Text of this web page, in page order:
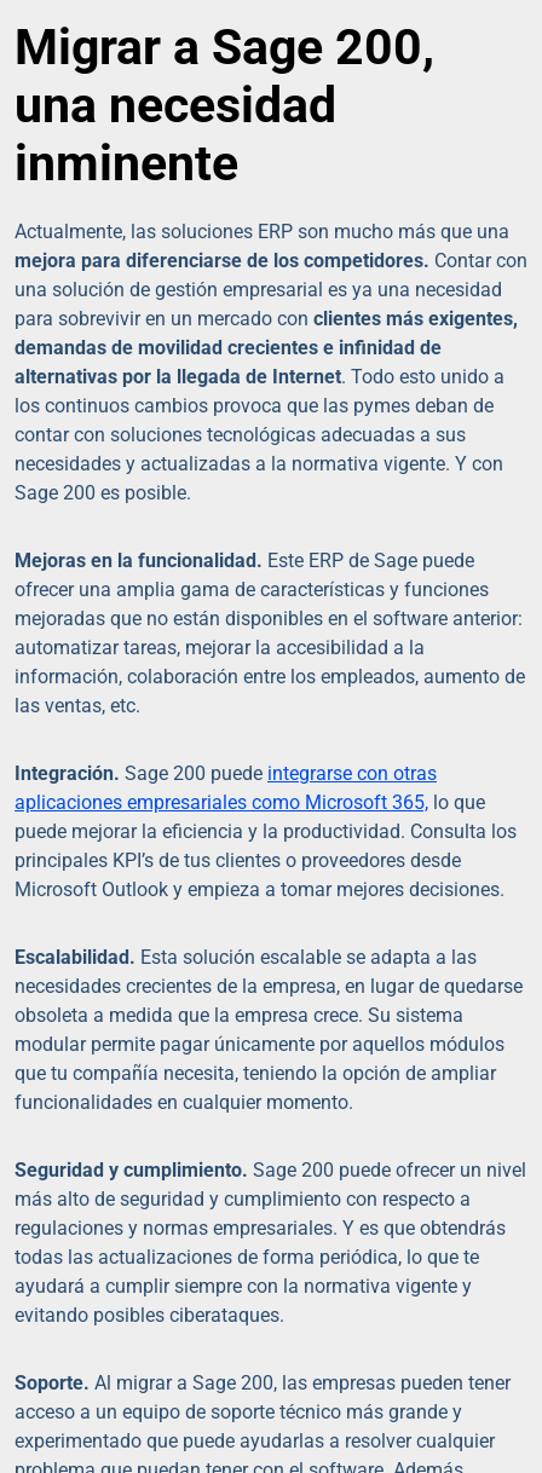
Migrar a Sage 200,
una necesidad
inminente
Actualmente, las soluciones ERP son mucho más que una
mejora para diferenciarse de los competidores. Contar con
una solución de gestión empresarial es ya una necesidad
para sobrevivir en un mercado con clientes más exigentes,
demandas de movilidad crecientes e infinidad de
alternativas por la llegada de Internet. Todo esto unido a
los continuos cambios provoca que las pymes deban de
contar con soluciones tecnológicas adecuadas a sus
necesidades y actualizadas a la normativa vigente. Y con
Sage 200 es posible.
Mejoras en la funcionalidad. Este ERP de Sage puede
ofrecer una amplia gama de características y funciones
mejoradas que no están disponibles en el software anterior:
automatizar tareas, mejorar la accesibilidad a la
información, colaboración entre los empleados, aumento de
las ventas, etc.
Integración. Sage 200 puede integrarse con otras
aplicaciones empresariales como Microsoft 365, lo que
puede mejorar la eficiencia y la productividad. Consulta los
principales KPI’s de tus clientes o proveedores desde
Microsoft Outlook y empieza a tomar mejores decisiones.
Escalabilidad. Esta solución escalable se adapta a las
necesidades crecientes de la empresa, en lugar de quedarse
obsoleta a medida que la empresa crece. Su sistema
modular permite pagar únicamente por aquellos módulos
que tu compañía necesita, teniendo la opción de ampliar
funcionalidades en cualquier momento.
Seguridad y cumplimiento. Sage 200 puede ofrecer un nivel
más alto de seguridad y cumplimiento con respecto a
regulaciones y normas empresariales. Y es que obtendrás
todas las actualizaciones de forma periódica, lo que te
ayudará a cumplir siempre con la normativa vigente y
evitando posibles ciberataques.
Soporte. Al migrar a Sage 200, las empresas pueden tener
acceso a un equipo de soporte técnico más grande y
experimentado que puede ayudarlas a resolver cualquier